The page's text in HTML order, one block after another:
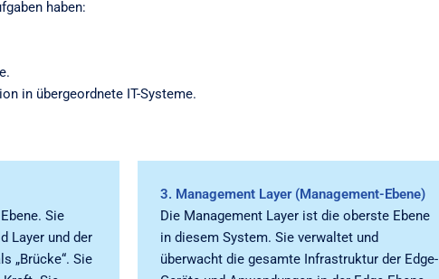
haben:
in übergeordnete IT-Systeme.
Sie
Layer und der
„Brücke“. Sie
3. Management Layer (Management-Ebene)
Die Management Layer ist die oberste Ebene
in diesem System. Sie verwaltet und
überwacht die gesamte Infrastruktur der Edge-